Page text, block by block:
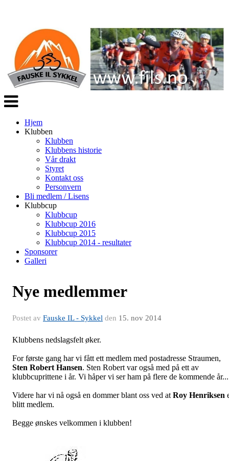
Veksle
navigasjon
Hjem
Klubben
Klubben
Klubbens historie
Vår drakt
Styret
Kontakt oss
Personvern
Bli medlem / Lisens
Klubbcup
Klubbcup
Klubbcup 2016
Klubbcup 2015
Klubbcup 2014 - resultater
Sponsorer
Galleri
Nye medlemmer
Postet av Fauske IL - Sykkel den 15. nov 2014
Klubbens nedslagsfelt øker.
For første gang har vi fått ett medlem med postadresse Straumen,
Sten Robert Hansen. Sten Robert var også med på ett av
klubbcuprittene i år. Vi håper vi ser ham på flere de kommende
Videre har vi nå også en dommer blant oss ved at Roy Henriksen
blitt medlem.
Begge ønskes velkommen i klubben!